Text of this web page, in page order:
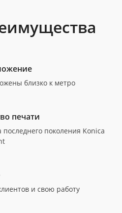
близко к метро
печати
поколения Konica
и свою работу